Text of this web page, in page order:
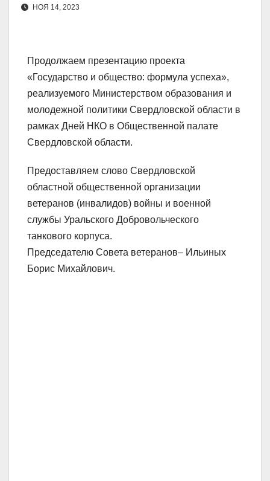
НОЯ 14, 2023
Продолжаем презентацию проекта
«Государство и общество: формула успеха»,
реализуемого Министерством образования и
молодежной политики Свердловской области в
рамках Дней НКО в Общественной палате
Свердловской области.
Предоставляем слово Свердловской
областной общественной организации
ветеранов (инвалидов) войны и военной
службы Уральского Добровольческого
танкового корпуса.
Председателю Совета ветеранов– Ильиных
Борис Михайлович.